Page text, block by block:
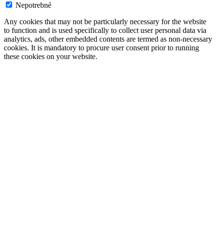
Nepotrebné
Any cookies that may not be particularly necessary for the website
to function and is used specifically to collect user personal data via
analytics, ads, other embedded contents are termed as non-necessary
cookies. It is mandatory to procure user consent prior to running
these cookies on your website.